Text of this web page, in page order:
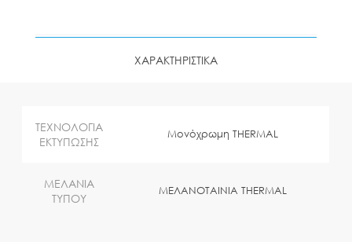
ΧΑΡΑΚΤΗΡΙΣΤΙΚΑ
ΤΕΧΝΟΛΟΓΙΑ
ΕΚΤΥΠΩΣΗΣ
Μονόχρωμη THERMAL
ΜΕΛΑΝΙΑ
ΤΥΠΟΥ
ΜΕΛΑΝΟΤΑΙΝΙΑ THERMAL